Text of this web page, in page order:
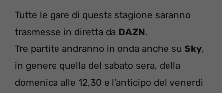
Tutte le gare di questa stagione saranno
trasmesse in diretta da DAZN.
Tre partite andranno in onda anche su Sky,
in genere quella del sabato sera, della
domenica alle 12,30 e l’anticipo del venerdì